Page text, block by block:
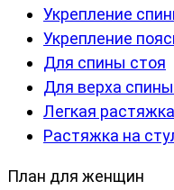
Укрепление
Укрепление
Для спины стоя
Для верха
Легкая
Растяжка на
План для женщин